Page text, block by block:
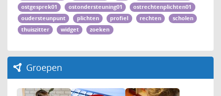
ostgesprek01
ostondersteuning01
ostrechtenplichten01
oudersteunpunt
plichten profiel rechten
scholen
thuiszitter
widget zoeken
Groepen